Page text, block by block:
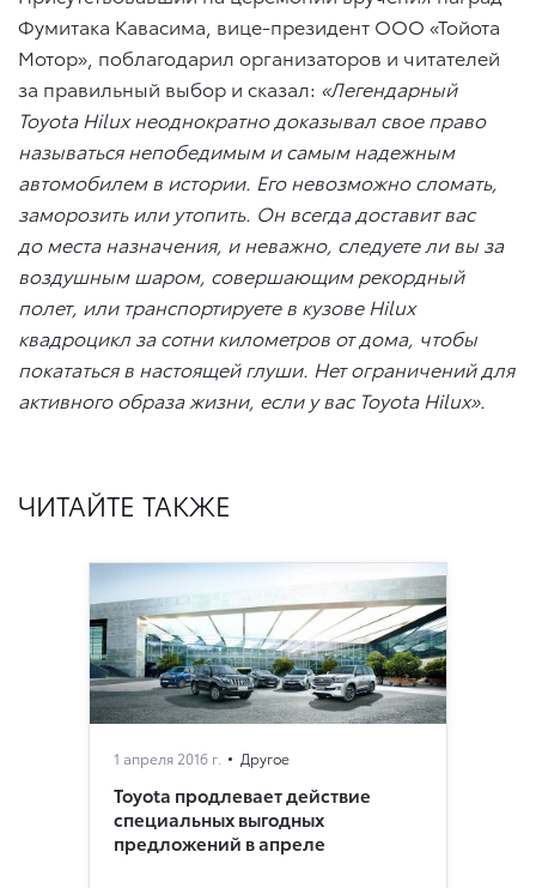
Фумитака Кавасима, вице-президент ООО «Тойота
Мотор», поблагодарил организаторов и читателей
за правильный выбор и сказал: «Легендарный
Toyota Hilux неоднократно доказывал свое право
называться непобедимым и самым надежным
автомобилем в истории. Его невозможно сломать,
заморозить или утопить. Он всегда доставит вас
до места назначения, и неважно, следуете ли вы за
воздушным шаром, совершающим рекордный
полет, или транспортируете в кузове Hilux
квадроцикл за сотни километров от дома, чтобы
покататься в настоящей глуши. Нет ограничений для
активного образа жизни, если у вас Toyota Hilux».
ЧИТАЙТЕ ТАКЖЕ
1 апреля 2016 г. Другое
Toyota продлевает действие
специальных выгодных
предложений в апреле